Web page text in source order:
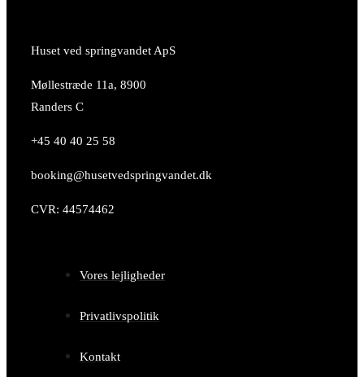
Huset ved springvandet ApS
Møllestræde 11a, 8900
Randers C
+45 40 40 25 58
booking@husetvedspringvandet.dk
CVR: 44574462
Vores lejligheder
Privatlivspolitik
Kontakt